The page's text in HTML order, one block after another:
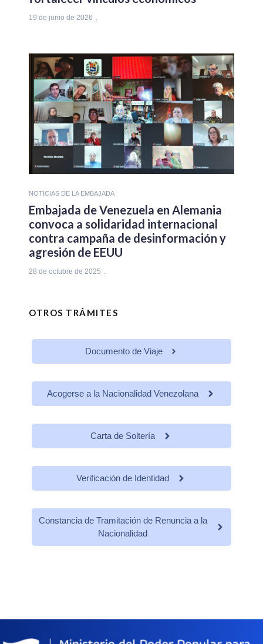
19 de junio de 2026
NOTICIAS DE LA EMBAJADA
Embajada de Venezuela en Alemania
convoca a solidaridad internacional
contra campaña de desinformación y
agresión de EEUU
28 de octubre de 2025
OTROS TRÁMITES
Documento de Viaje
Acogerse a la Nacionalidad Venezolana
Carta de Soltería
Verificación de Identidad
Constancia de Tramitación de Renuncia a la
Nacionalidad